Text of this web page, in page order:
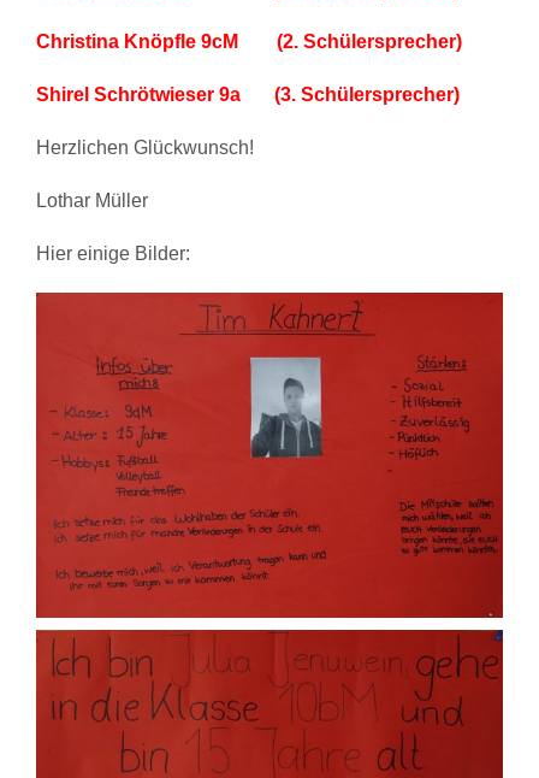
Christina Knöpfle 9cM (2. Schülersprecher)
Shirel Schrötwieser 9a (3. Schülersprecher)
Herzlichen Glückwunsch!
Lothar Müller
Hier einige Bilder: